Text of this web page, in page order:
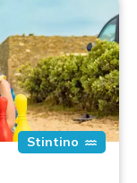
Stintino